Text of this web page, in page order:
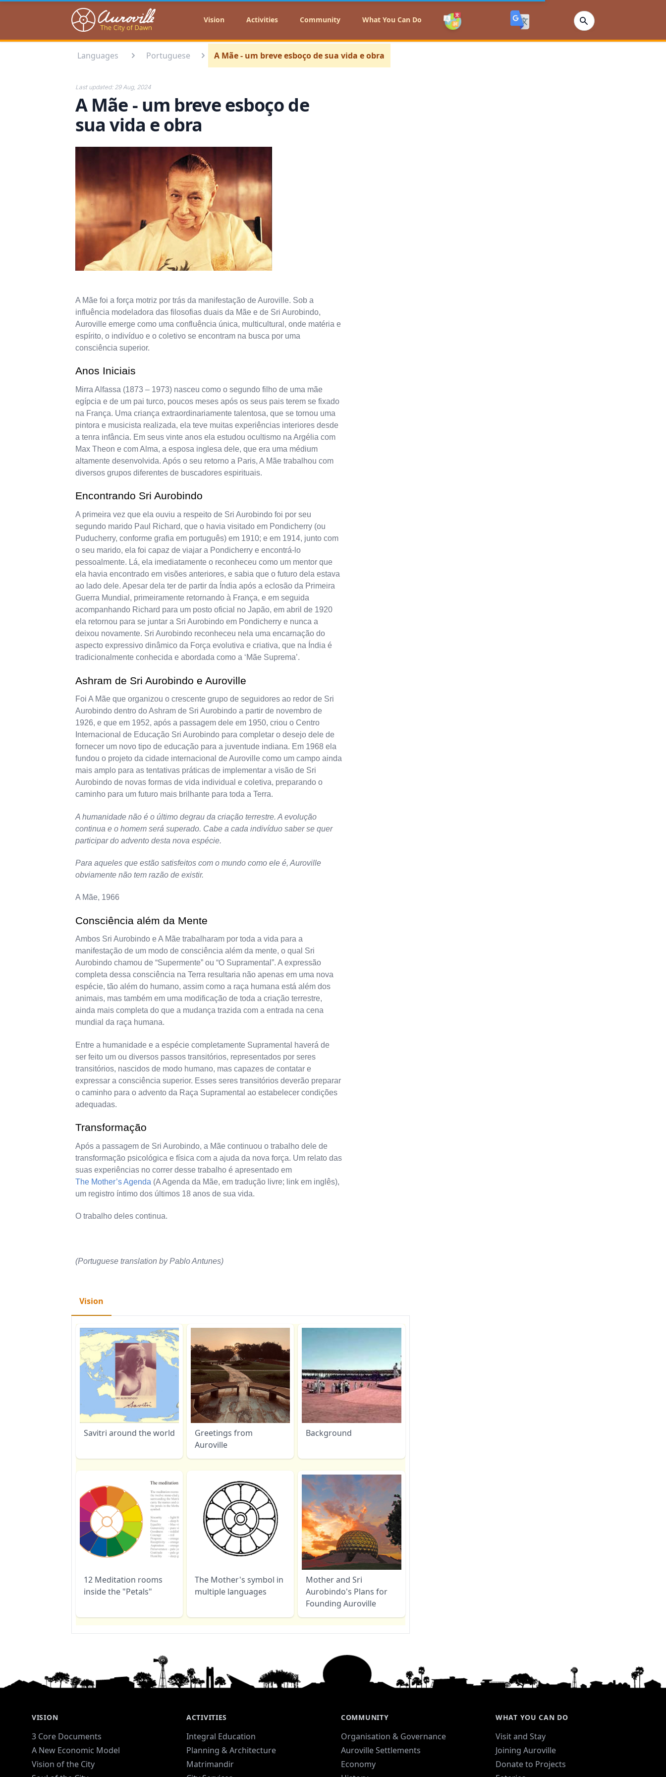
Auroville Vision Activities Community What You Can Do
Languages Portuguese A Mãe - um breve esboço de sua vida e obra
Last updated: 29 Aug, 2024
A Mãe - um breve esboço de
sua vida e obra
A Mãe foi a força motriz por trás da manifestação de Auroville. Sob a
influência modeladora das filosofias duais da Mãe e de Sri Aurobindo,
Auroville emerge como uma confluência única, multicultural, onde matéria e
espírito, o indivíduo e o coletivo se encontram na busca por uma
consciência superior.
Anos Iniciais
Mirra Alfassa (1873 – 1973) nasceu como o segundo filho de uma mãe
egípcia e de um pai turco, poucos meses após os seus pais terem se fixado
na França. Uma criança extraordinariamente talentosa, que se tornou uma
pintora e musicista realizada, ela teve muitas experiências interiores desde
a tenra infância. Em seus vinte anos ela estudou ocultismo na Argélia com
Max Theon e com Alma, a esposa inglesa dele, que era uma médium
altamente desenvolvida. Após o seu retorno a Paris, A Mãe trabalhou com
diversos grupos diferentes de buscadores espirituais.
Encontrando Sri Aurobindo
A primeira vez que ela ouviu a respeito de Sri Aurobindo foi por seu
segundo marido Paul Richard, que o havia visitado em Pondicherry (ou
Puducherry, conforme grafia em português) em 1910; e em 1914, junto com
o seu marido, ela foi capaz de viajar a Pondicherry e encontrá-lo
pessoalmente. Lá, ela imediatamente o reconheceu como um mentor que
ela havia encontrado em visões anteriores, e sabia que o futuro dela estava
ao lado dele. Apesar dela ter de partir da Índia após a eclosão da Primeira
Guerra Mundial, primeiramente retornando à França, e em seguida
acompanhando Richard para um posto oficial no Japão, em abril de 1920
ela retornou para se juntar a Sri Aurobindo em Pondicherry e nunca a
deixou novamente. Sri Aurobindo reconheceu nela uma encarnação do
aspecto expressivo dinâmico da Força evolutiva e criativa, que na Índia é
tradicionalmente conhecida e abordada como a ‘Mãe Suprema’.
Ashram de Sri Aurobindo e Auroville
Foi A Mãe que organizou o crescente grupo de seguidores ao redor de Sri
Aurobindo dentro do Ashram de Sri Aurobindo a partir de novembro de
1926, e que em 1952, após a passagem dele em 1950, criou o Centro
Internacional de Educação Sri Aurobindo para completar o desejo dele de
fornecer um novo tipo de educação para a juventude indiana. Em 1968 ela
fundou o projeto da cidade internacional de Auroville como um campo ainda
mais amplo para as tentativas práticas de implementar a visão de Sri
Aurobindo de novas formas de vida individual e coletiva, preparando o
caminho para um futuro mais brilhante para toda a Terra.
A humanidade não é o último degrau da criação terrestre. A evolução
continua e o homem será superado. Cabe a cada indivíduo saber se quer
participar do advento desta nova espécie.
Para aqueles que estão satisfeitos com o mundo como ele é, Auroville
obviamente não tem razão de existir.
A Mãe, 1966
Consciência além da Mente
Ambos Sri Aurobindo e A Mãe trabalharam por toda a vida para a
manifestação de um modo de consciência além da mente, o qual Sri
Aurobindo chamou de “Supermente” ou “O Supramental”. A expressão
completa dessa consciência na Terra resultaria não apenas em uma nova
espécie, tão além do humano, assim como a raça humana está além dos
animais, mas também em uma modificação de toda a criação terrestre,
ainda mais completa do que a mudança trazida com a entrada na cena
mundial da raça humana.
Entre a humanidade e a espécie completamente Supramental haverá de
ser feito um ou diversos passos transitórios, representados por seres
transitórios, nascidos de modo humano, mas capazes de contatar e
expressar a consciência superior. Esses seres transitórios deverão preparar
o caminho para o advento da Raça Supramental ao estabelecer condições
adequadas.
Transformação
Após a passagem de Sri Aurobindo, a Mãe continuou o trabalho dele de
transformação psicológica e física com a ajuda da nova força. Um relato das
suas experiências no correr desse trabalho é apresentado em
The Mother’s Agenda (A Agenda da Mãe, em tradução livre; link em inglês),
um registro íntimo dos últimos 18 anos de sua vida.
O trabalho deles continua.
(Portuguese translation by Pablo Antunes)
Vision
Savitri around the world
Greetings from
Auroville
Background
12 Meditation rooms
inside the "Petals"
The Mother's symbol in
multiple languages
Mother and Sri
Aurobindo's Plans for
Founding Auroville
VISION
3 Core Documents
A New Economic Model
Vision of the City
ACTIVITIES
Integral Education
Planning & Architecture
Matrimandir
COMMUNITY
Organisation & Governance
Auroville Settlements
Economy
WHAT YOU CAN DO
Visit and Stay
Joining Auroville
Donate to Projects